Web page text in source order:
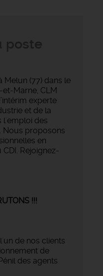
Melun (77) dans le
Marne, CLM
experte
et de la
l'emploi des
Nous proposons
en
Rejoignez-
!!!
de nos clients
de
des agents